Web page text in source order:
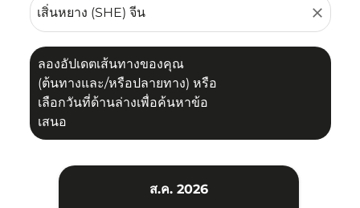
close
ลองอัปเดตเส้นทางของคุณ
(ต้นทางและ/หรือปลายทาง) หรือ
เลือกวันที่ด้านล่างเพื่อค้นหาข้อ
เสนอ
ส.ค. 2026